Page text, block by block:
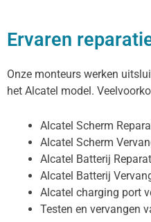
Ervaren
Onze monteurs werken
het Alcatel model.
Alcatel Scherm
Alcatel Scherm
Alcatel Batterij
Alcatel Batterij
Alcatel charging port
Testen en vervangen